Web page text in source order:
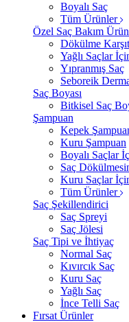
Boyalı Saç
Tüm Ürünler
Özel Saç Bakım
Dökülme
Yağlı Saçlar
Yıpranmış Saç
Seboreik
Saç Boyası
Bitkisel Saç
Şampuan
Kepek
Kuru Şampuan
Boyalı Saçlar
Saç
Kuru Saçlar
Tüm Ürünler
Saç Şekillendirici
Saç Spreyi
Saç Jölesi
Saç Tipi ve İhtiyaç
Normal Saç
Kıvırcık Saç
Kuru Saç
Yağlı Saç
İnce Telli Saç
Fırsat Ürünler